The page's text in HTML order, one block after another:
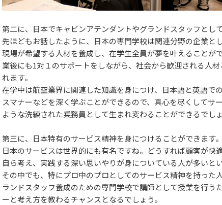
第二に、日本でキャビンアテンダントやグランドスタッフとし
先ほどもお話したように、日本の専門学校は関連分野の企業と
現場が希望する人材を養成し、在学生全員が夢を叶えることが
業後にも1対１のサポートをしながら、社会から歓迎される人
れます。
在学中は航空業界に関連した知識を身につけ、日本語と英語で
スマナーなどを深く学ぶことができるので、真心を尽くしてサ
ような洗練された乗務員として生まれ変わることができるでしょ
第三に、日本特有のサービス精神を身につけることができます。
日本のサービスは世界的にも有名ですね。どうすれば顧客が快
自ら考え、実践する深い思いやりが身についている人が多いと
その中でも、特にプロ中のプロとしてのサービス精神を持った
ランドスタッフ養成のための専門学校で講師として授業を行う
ーと考え方を教わるチャンスとなるでしょう。